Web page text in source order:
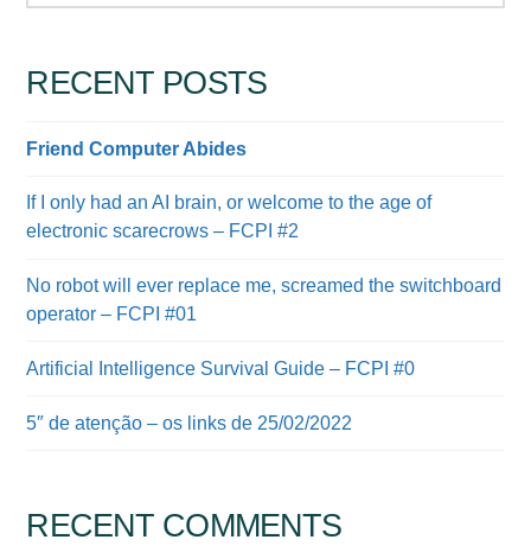
RECENT POSTS
Friend Computer Abides
If I only had an AI brain, or welcome to the age of
electronic scarecrows – FCPI #2
No robot will ever replace me, screamed the switchboard
operator – FCPI #01
Artificial Intelligence Survival Guide – FCPI #0
5″ de atenção – os links de 25/02/2022
RECENT COMMENTS